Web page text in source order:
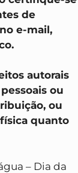
de
e-mail,
autorais
ou
ou
quanto
– Dia da